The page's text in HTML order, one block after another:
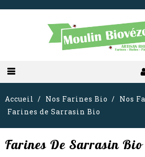
Accueil Nos Farines Bio
Nos
Farines de Sarrasin Bio
Farines De Sarrasin Bio